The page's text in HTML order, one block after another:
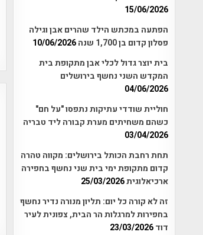
15/06/2026
הפתעה במכתש הילד שהרים אבן וגילה
פסלון קדום בן 1,700 שנה
10/06/2026
בית יוצר גדול לכלי אבן מתקופת בית
המקדש השני נחשף בירושלים
04/06/2026
חוליית שודדי עתיקות נתפסו "על חם"
כשהם משחיתים מערת קבורה ליד טבריה
03/04/2026
תחת רחבת הכותל בירושלים: מקווה טהרה
קדום מתקופת ימי בית שני נחשף בחפירה
ארכיאלוגית25/03/2026
זה לא קורה כל יום: תליון מנורה נדיר נחשף
בחפירות למרגלות הר הבית, צפונית לעיר
דוד23/03/2026